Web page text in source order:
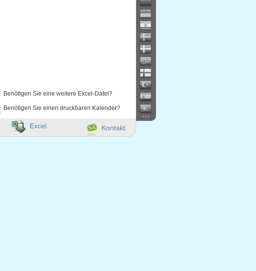
Benötigen Sie eine weitere Excel-Datei?
Benötigen Sie einen druckbaren Kalender?
...
Kontakt
Excel